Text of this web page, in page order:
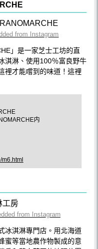
from Instagram
」是一家芝士工坊的直
淇淋、使用100％富良野牛
裡才能嚐到的味道！這裡
内
m6.html
from Instagram
冰淇淋專門店。用北海道
蜜等當地農作物製成的意